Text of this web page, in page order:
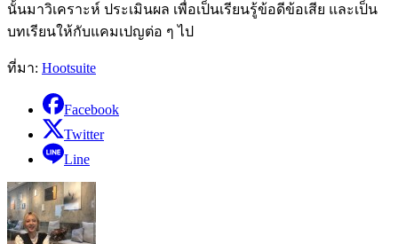
นั้นมาวิเคราะห์ ประเมินผล เพื่อเป็นเรียนรู้ข้อดีข้อเสีย และเป็น
บทเรียนให้กับแคมเปญต่อ ๆ ไป
ที่มา: Hootsuite
Facebook
Twitter
Line